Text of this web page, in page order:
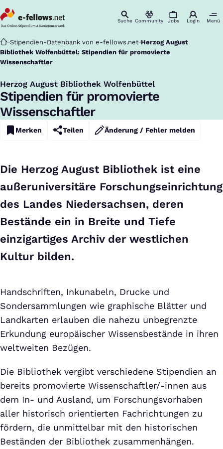
Suche Community Jobs Login Menü
Startseite
Stipendien-Datenbank von e-fellows.net Herzog August
Bibliothek Wolfenbüttel: Stipendien für promovierte
Wissenschaftler
Herzog August Bibliothek Wolfenbüttel
:
Stipendien für promovierte
Wissenschaftler
Merken Teilen Änderung / Fehler melden
Die Herzog August Bibliothek ist eine
außeruniversitäre Forschungseinrichtung
des Landes Niedersachsen, deren
Bestände ein in Breite und Tiefe
einzigartiges Archiv der westlichen
Kultur bilden.
Handschriften, Inkunabeln, Drucke und
Sondersammlungen wie graphische Blätter und
Landkarten erlauben die nahezu unbegrenzte
Erkundung europäischer Wissensbestände in ihren
weltweiten Bezügen.
Die Bibliothek vergibt verschiedene Stipendien an
bereits promovierte Wissenschaftler/-innen aus
dem In- und Ausland, um Forschungsvorhaben
aller historisch orientierten Fachrichtungen zu
fördern, die unmittelbar mit den historischen
Beständen der Bibliothek zusammenhängen.